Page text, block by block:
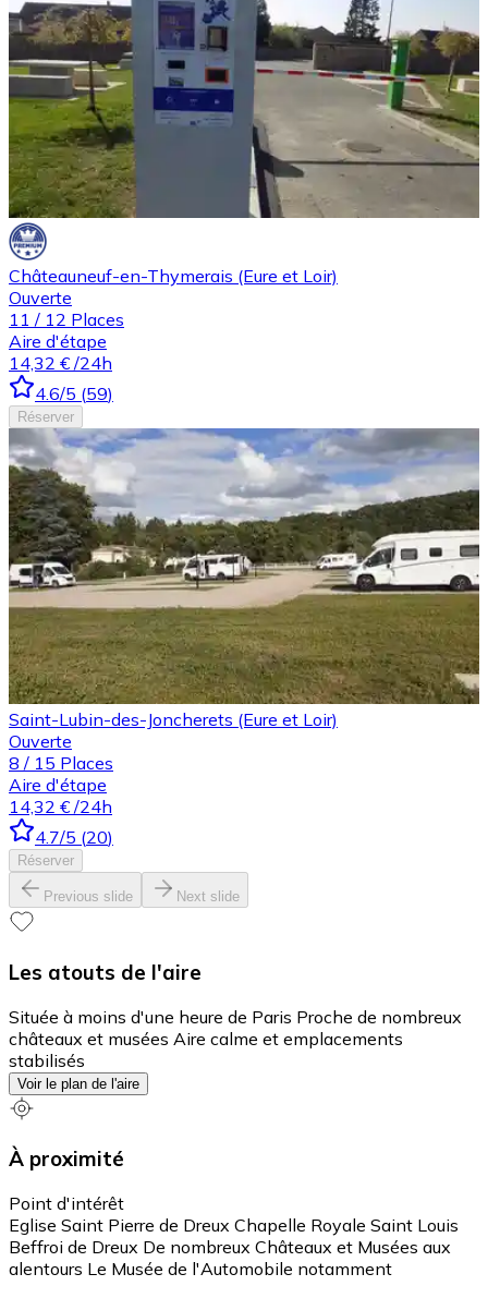
Châteauneuf-en-Thymerais (Eure et Loir)
Ouverte
11 / 12 Places
Aire d'étape
14,32 € /24h
4.6/5 (59)
Réserver
Saint-Lubin-des-Joncherets (Eure et Loir)
Ouverte
8 / 15 Places
Aire d'étape
14,32 € /24h
4.7/5 (20)
Réserver
Previous slide Next slide
Les atouts de l'aire
Située à moins d'une heure de Paris Proche de nombreux
châteaux et musées Aire calme et emplacements
stabilisés
Voir le plan de l'aire
À proximité
Point d'intérêt
Eglise Saint Pierre de Dreux Chapelle Royale Saint Louis
Beffroi de Dreux De nombreux Châteaux et Musées aux
alentours Le Musée de l'Automobile notamment